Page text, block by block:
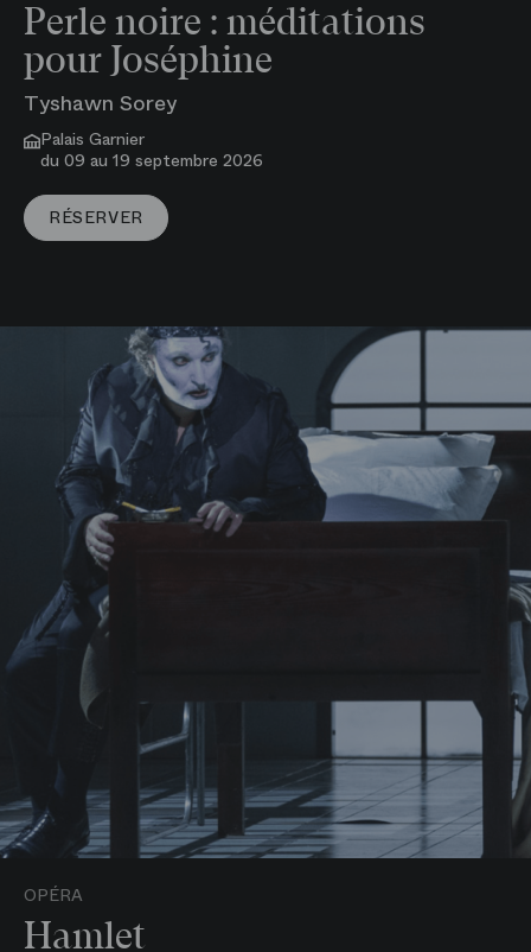
Perle noire : méditations
pour Joséphine
Tyshawn Sorey
Palais Garnier
du 09 au 19 septembre 2026
RÉSERVER VOIR PLUS
OPÉRA
Hamlet